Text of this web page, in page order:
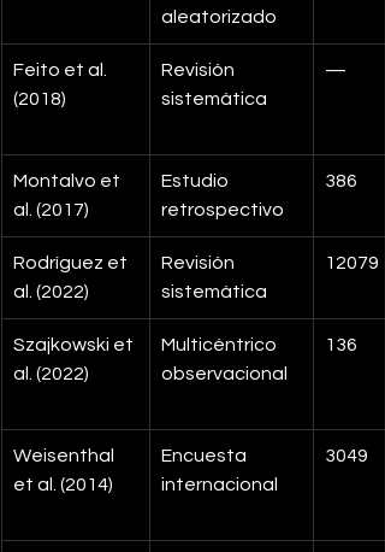
aleatorizado
Feito et al.
(2018)
Revisión
sistemática
—
Montalvo et
al. (2017)
Estudio
retrospectivo
386
Rodríguez et
al. (2022)
Revisión
sistemática
12079
Szajkowski et
al. (2022)
Multicéntrico
observacional
136
Weisenthal
et al. (2014)
Encuesta
internacional
3049